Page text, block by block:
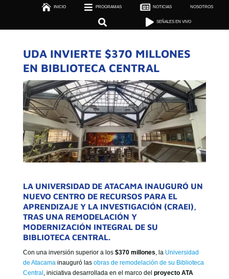
 INICIO  PROGRAMAS  NOTICIAS NOSOTROS
  SEÑALES EN VIVO
  SEÑALES EN VIVO
UDA INVIERTE $370 MILLONES
EN BIBLIOTECA CENTRAL
LA UNIVERSIDAD DE ATACAMAINAUGURÓ UN
NUEVO CENTRO DE RECURSOS PARA EL
APRENDIZAJE Y LA INVESTIGACIÓN (CRAEI),
TRAS UNA REMODELACIÓN Y
MODERNIZACIÓN INTEGRAL DE SU
BIBLIOTECA CENTRAL.
Con una inversión superior a los $370 millones, la Universidad
de Atacamainauguró las obras de remodelación de su Biblioteca
Central , iniciativa desarrollada en el marco del proyecto ATA